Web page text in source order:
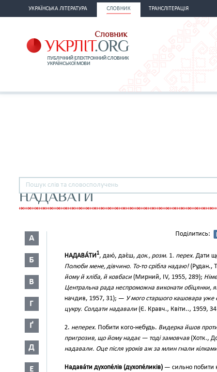
УКРАЇНСЬКА ЛІТЕРАТУРА СЛОВНИК ТРАНСЛІТЕРАЦІЯ
НАДАВАТИ
А
Б
В
Г
Ґ
Д
Е
Поділитись:
НАДАВА́ТИ1, даю́, дає́ш, док., розм. 1. перех. Дати
Полюби мене, дівчино. То-то срібла надаю!(Рудан.,
йому й хліба, й ковбаси (Мирний, IV, 1955, 289);
Центральна рада неспроможна виконати обіцянки,
начдив, 1957, 31); — У мого старшого кашовара уже
цукру. Солдати надавали (Є. Кравч., Квіти.., 1959,
2. неперех. Побити кого-небудь. Видерка йшов
пригрозив, що йому надає — тоді замовчав (Хотк.,
надавали. Оце після уроків аж за млин гнали
Надава́ти духопе́лів (духопе́ликів) — сильно побити